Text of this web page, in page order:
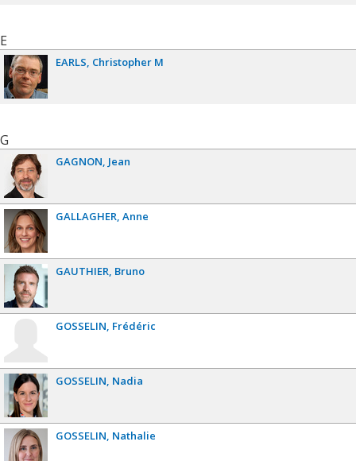
E
EARLS Christopher M
G
GAGNON Jean
GALLAGHER Anne
GAUTHIER Bruno
GOSSELIN Frédéric
GOSSELIN Nadia
GOSSELIN Nathalie